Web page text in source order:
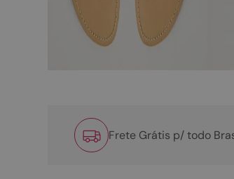
Frete Grátis p/ todo